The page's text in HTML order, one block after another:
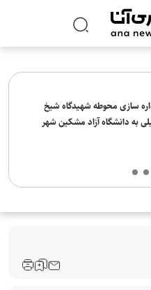
سازی محوطه شهیدگاه شیخ
به دانشگاه آزاد مشکین شهر